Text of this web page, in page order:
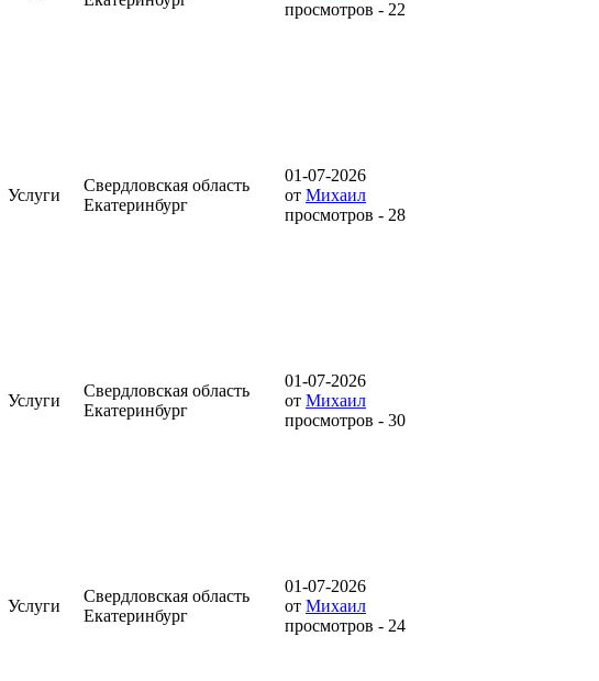
просмотров - 22
Услуги
Свердловская область
Екатеринбург
01-07-2026
от Михаил
просмотров - 28
Услуги
Свердловская область
Екатеринбург
01-07-2026
от Михаил
просмотров - 30
Услуги
Свердловская область
Екатеринбург
01-07-2026
от Михаил
просмотров - 24